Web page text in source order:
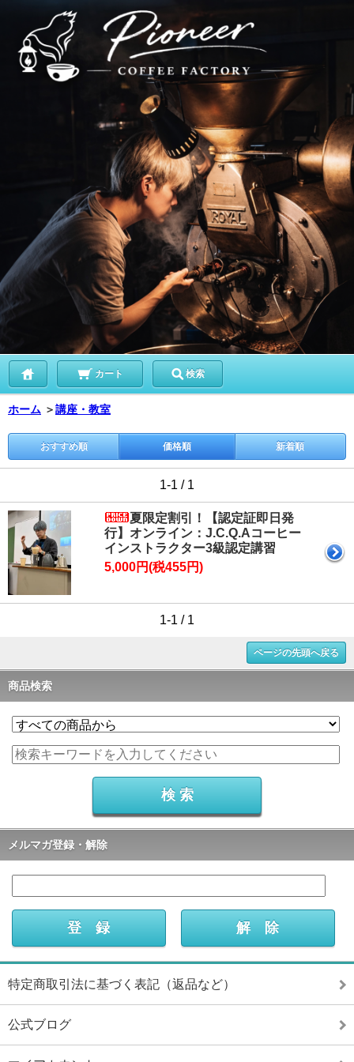
カート 検索
ホーム ＞講座・教室
おすすめ順 価格順 新着順
1-1 / 1
夏限定割引！【認定証即日発
行】オンライン：J.C.Q.Aコーヒー
インストラクター3級認定講習
5,000円(税455円)
1-1 / 1
ページの先頭へ戻る
商品検索
メルマガ登録・解除
特定商取引法に基づく表記（返品など）
公式ブログ